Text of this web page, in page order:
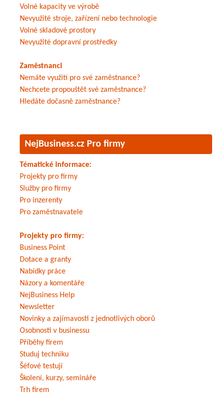
Volné kapacity ve výrobě
Nevyužité stroje, zařízení nebo technologie
Volné skladové prostory
Nevyužité dopravní prostředky
Zaměstnanci
Nemáte využití pro své zaměstnance?
Nechcete propouštět své zaměstnance?
Hledáte dočasně zaměstnance?
NejBusiness.cz Pro firmy
Tématické informace:
Projekty pro firmy
Služby pro firmy
Pro inzerenty
Pro zaměstnavatele
Projekty pro firmy:
Business Point
Dotace a granty
Nabídky práce
Názory a komentáře
NejBusiness Help
Newsletter
Novinky a zajímavosti z jednotlivých oborů
Osobnosti v businessu
Příběhy firem
Studuj techniku
Šéfové testují
Školení, kurzy, semináře
Trh firem